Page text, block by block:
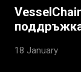
a few percent
the liquidity I
asset rule :
18 January